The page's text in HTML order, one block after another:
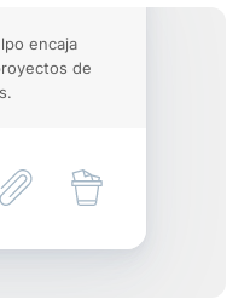
encaja
de